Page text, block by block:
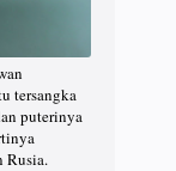
tersangka
puterinya
Rusia.